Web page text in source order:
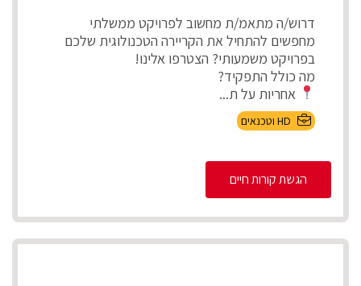
דרוש/ה מתאמ/ת מחשוב לפרויקט ממשלתי
מחפשים להתחיל את הקריירה הטכנולוגית שלכם
בפרויקט משמעותי? הצטרפו אלינו!
מה כולל התפקיד?
אחריות על ת...
HD וטכנאים
הגשת קורות חיים